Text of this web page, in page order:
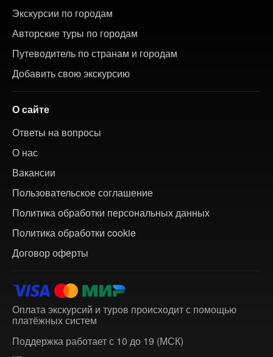
Экскурсии по городам
Авторские туры по городам
Путеводитель по странам и городам
Добавить свою экскурсию
О сайте
Ответы на вопросы
О нас
Вакансии
Пользовательское соглашение
Политика обработки персональных данных
Политика обработки cookie
Договор оферты
Оплата экскурсий и туров происходит с помощью
платёжных систем
Поддержка работает с 10 до 19 (МСК)